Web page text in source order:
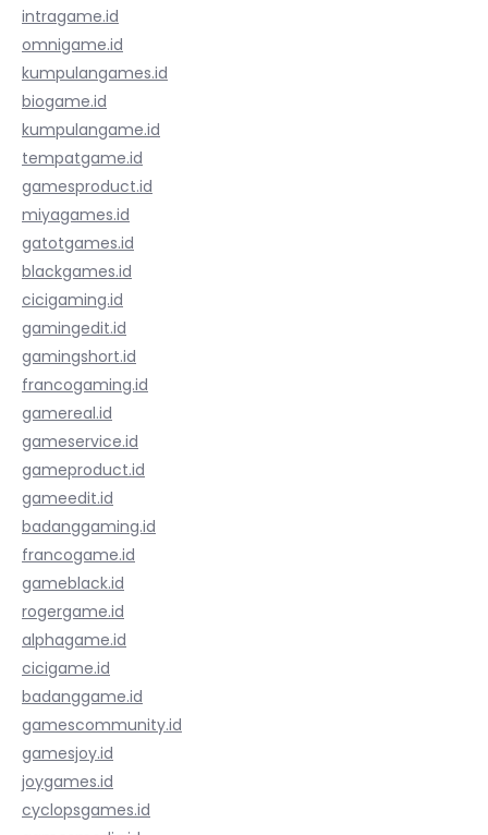
intragame.id
omnigame.id
kumpulangames.id
biogame.id
kumpulangame.id
tempatgame.id
gamesproduct.id
miyagames.id
gatotgames.id
blackgames.id
cicigaming.id
gamingedit.id
gamingshort.id
francogaming.id
gamereal.id
gameservice.id
gameproduct.id
gameedit.id
badanggaming.id
francogame.id
gameblack.id
rogergame.id
alphagame.id
cicigame.id
badanggame.id
gamescommunity.id
gamesjoy.id
joygames.id
cyclopsgames.id